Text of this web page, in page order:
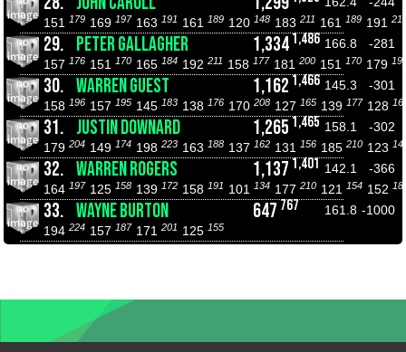
151
179 169 197 163 191 161 189 120 148 183 211 161 189 191
29. PETER GALLAGHER 1,3341,486 166.8
-281
157 176 151 170 165 184 192 211 158 177 181 200 151 170 179
30. WARREN GUEST 1,162 1,466 145.3
-301
158 196 157 195 145 183 138 176 170 208 127 165 139 177 128
31. JUSTIN DOWNARD 1,265 1,465 158.1
-302
179 204 149 174 198 223 163 188 137 162 131 156 185 210 123
32. WARREN ROGERS 1,137 1,401 142.1
-366
164 197 125 158 139 172 158 191 101 134 177 210 121 154 152
33. WAYNE BURTON 647 767 161.8 -1000
194 224 157 187 171 201 125 155